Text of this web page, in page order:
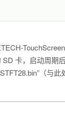
SD 卡，启动周
（与